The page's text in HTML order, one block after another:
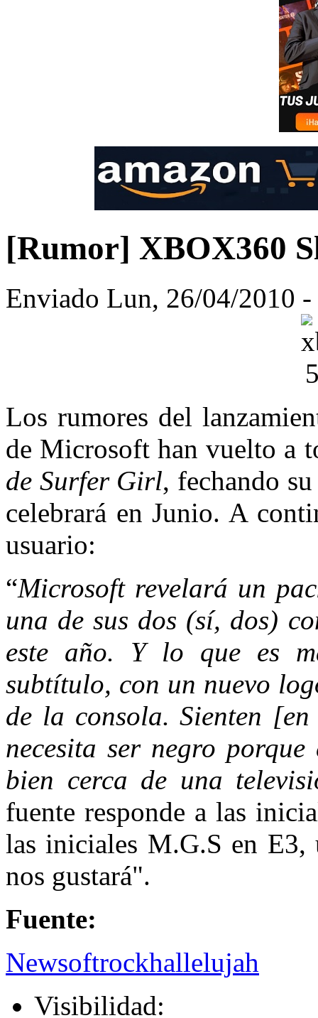
[Rumor] XBOX360
Enviado Lun, 26/04/2010
Los rumores del
de Microsoft han vuelto a
de Surfer Girl, fechando
celebrará en Junio. A
usuario:
“Microsoft revelará un
una de sus dos (sí, dos)
este año. Y lo que es
subtítulo, con un nuevo
de la consola. Sienten
necesita ser negro
bien cerca de una
fuente responde a las
las iniciales M.G.S en E3,
nos gustará".
Fuente:
Newsoftrockhallelujah
Visibilidad: